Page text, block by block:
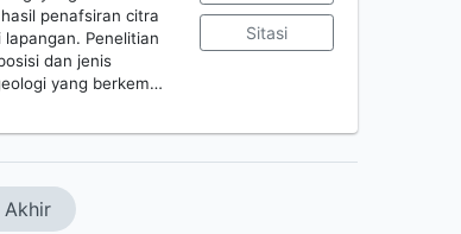
penafsiran citra
Penelitian
dan jenis
yang berkem…
Sitasi
Akhir